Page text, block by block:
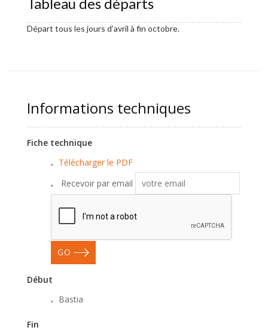
Tableau des départs
Départ tous les jours d'avril à fin octobre.
Informations techniques
Fiche technique
Télécharger le PDF
Recevoir par email
GO
Début
Bastia
Fin